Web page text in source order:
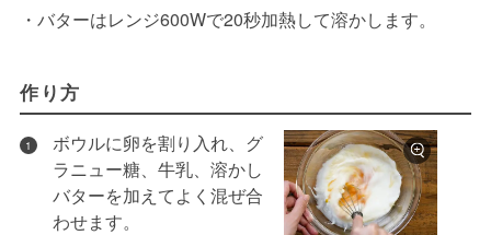
・バターはレンジ600Wで20秒加熱して溶かします。
作り方
1
ボウルに卵を割り入れ、グ
ラニュー糖、牛乳、溶かし
バターを加えてよく混ぜ合
わせます。